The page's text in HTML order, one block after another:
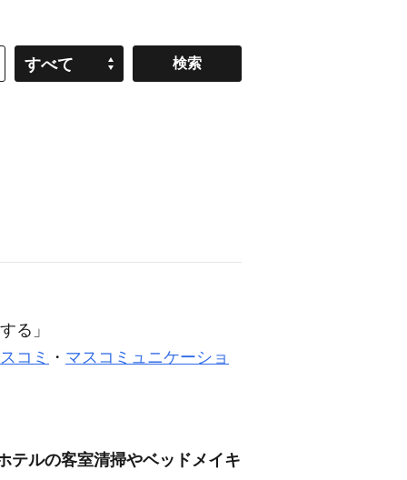
すべて
する」
コミ
・ マスコミュニケーショ
テルの客室清掃やベッドメイキ